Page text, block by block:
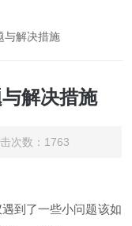
与解决措施
解决措施
次数：1763
到了一些小问题该如